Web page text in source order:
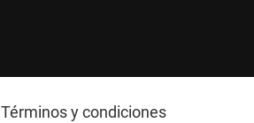
Términos y condiciones